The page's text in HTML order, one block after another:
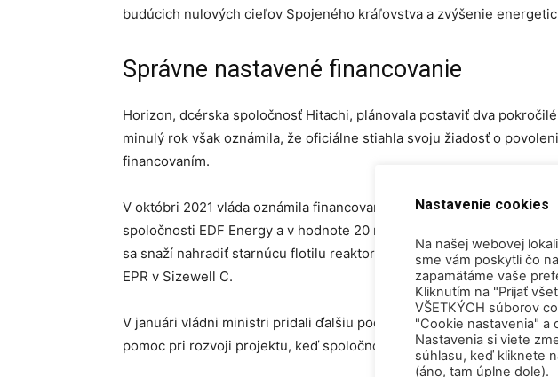
budúcich nulových cieľov Spojeného kráľovstva a zvýšenie
Správne nastavené financovanie
Horizon, dcérska spoločnosť Hitachi, plánovala postaviť dva
minulý rok však oznámila, že oficiálne stiahla svoju žiadosť o
financovaním.
V októbri 2021 vláda oznámila financovanie vo výške 1,7 miliardy
spoločnosti EDF Energy a v hodnote 20 miliárd libier v Suffolku v
sa snaží nahradiť starnúcu flotilu reaktorov v krajine. EDF vedie
EPR v Sizewell C.
V januári vládni ministri pridali ďalšiu podporu pre Sizewell C
pomoc pri rozvoji projektu, keď spoločnosť hľadá súkromných
Nastavenie cookies
Na našej webovej
sme vám poskytli čo
zapamätáme vaše
Kliknutím na "Prijať
VŠETKÝCH súborov
"Cookie nastavenia" a
Nastavenia si viete
súhlasu, keď kliknete
(áno, tam úplne dole).